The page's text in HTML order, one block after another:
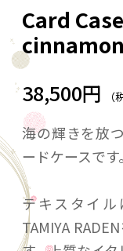
Card
cinnamon
38,500円 （
海の輝きを放
ードケースです。
テキスタイ
TAMIYA